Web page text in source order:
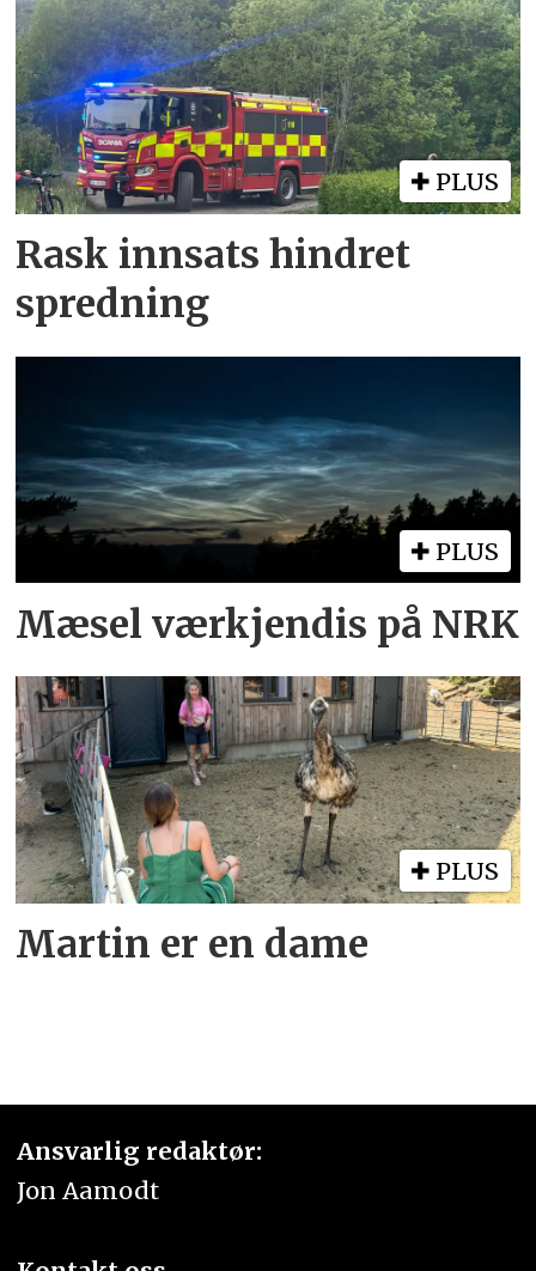
PLUS
Rask innsats hindret
spredning
PLUS
Mæsel værkjendis på NRK
PLUS
Martin er en dame
Ansvarlig redaktør:
Jon Aamodt